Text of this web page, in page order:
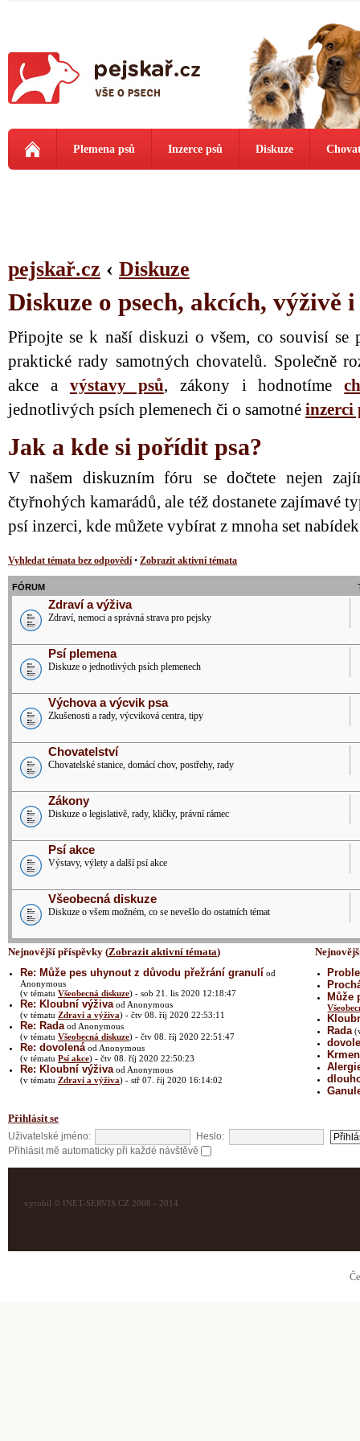
Plemena psů Inzerce psů Diskuze
pejskař.cz ‹ Diskuze
Diskuze o psech, akcích, výživě
Připojte se k naší diskuzi o všem, co souvisí se
praktické rady samotných chovatelů. Společně
akce a výstavy psů, zákony i hodnotíme
jednotlivých psích plemenech či o samotné inzerci
Jak a kde si pořídit psa?
V našem diskuzním fóru se dočtete nejen
čtyřnohých kamarádů, ale též dostanete zajímavé
psí inzerci, kde můžete vybírat z mnoha set
Vyhledat témata bez odpovědí• Zobrazit aktivní témata
FÓRUM
Zdraví a výživa
Zdraví, nemoci a správná strava pro pejsky
Psí plemena
Diskuze o jednotlivých psích plemenech
Výchova a výcvik psa
Zkušenosti a rady, výcviková centra, tipy
Chovatelství
Chovatelské stanice, domácí chov, postřehy, rady
Zákony
Diskuze o legislativě, rady, kličky, právní rámec
Psí akce
Výstavy, výlety a další psí akce
Všeobecná diskuze
Diskuze o všem možném, co se nevešlo do ostatních témat
Nejnovější příspěvky (Zobrazit aktivní témata)
Re: Může pes uhynout z důvodu přežrání granulí od
Anonymous
(v tématu Všeobecná diskuze) - sob 21. lis 2020 12:18:47
Re: Kloubní výživa od Anonymous
(v tématu Zdraví a výživa) - čtv 08. říj 2020 22:53:11
Re: Rada od Anonymous
(v tématu Všeobecná diskuze) - čtv 08. říj 2020 22:51:47
Re: dovolená od Anonymous
(v tématu Psí akce) - čtv 08. říj 2020 22:50:23
Re: Kloubní výživa od Anonymous
(v tématu Zdraví a výživa) - stř 07. říj 2020 16:14:02
Může
Rada
Přihlásit se
Uživatelské jméno:
Heslo:
Přihlásit mě automaticky při každé návštěvě
vyrobil © INET-SERVIS.CZ 2008 - 2014